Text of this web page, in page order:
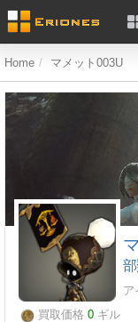
Home マメット003U
ア
買取価格 0 ギル